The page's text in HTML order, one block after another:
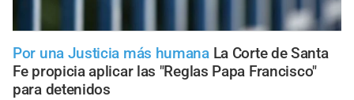
Por una Justicia más humana La Corte de Santa
Fe propicia aplicar las "Reglas Papa Francisco"
para detenidos